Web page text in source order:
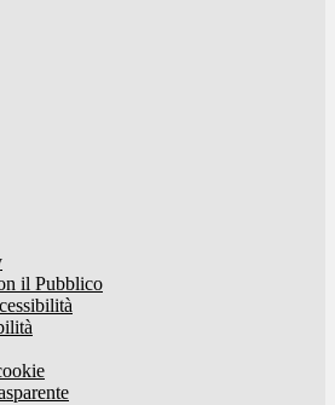
il Pubblico